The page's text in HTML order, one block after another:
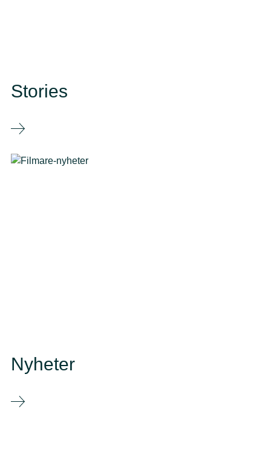
Stories
Nyheter